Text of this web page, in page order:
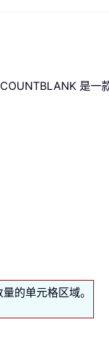
是一
的单元格区域。